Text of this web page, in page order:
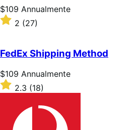
Prezzo
$109
Annualmente
$109 Annualmente
Valutato
5
stelle
2 (27)
FedEx Shipping Method
Prezzo
$109
Annualmente
$109 Annualmente
Valutato
2.3
stelle
2.3 (18)